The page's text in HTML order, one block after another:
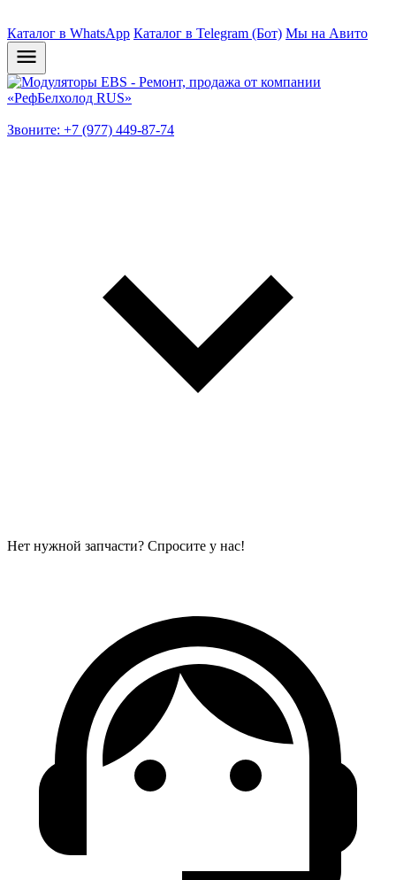
Каталог в WhatsApp Каталог в Telegram (Бот) Мы на Авито
Звоните: +7 (977) 449-87-74
Нет нужной запчасти? Спросите у нас!